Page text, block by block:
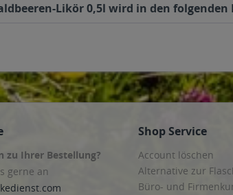
Likör 0,5l wird in den
zu Ihrer Bestellung?
gerne an
Shop Service
Account löschen
Alternative zur
Büro- und